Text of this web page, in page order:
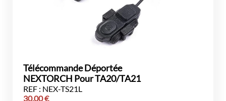
Télécommande Déportée
NEXTORCH Pour TA20/TA21
REF : NEX-TS21L
30,00€